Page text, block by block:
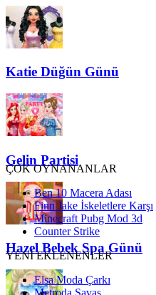
Katie Düğün Günü
Gelin Partisi
Hazel Bebek Spa Günü
ÇOK OYNANANLAR
Ben 10 Macera Adası
Finn Jake İskeletlere Karşı
Minecraft Pubg Mod 3d
Counter Strike
YENİ EKLENENLER
Elsa Moda Çarkı
Metroda Savaş